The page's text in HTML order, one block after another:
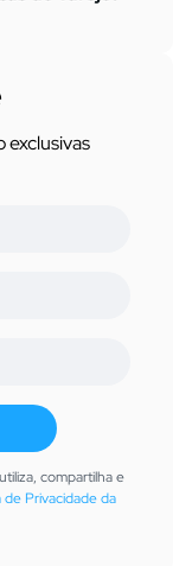
exclusivas
compartilha e
de Privacidade da